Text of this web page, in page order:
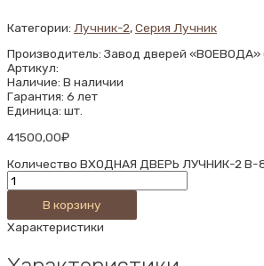
Категории: Лучник-2,Серия Лучник
Производитель: Завод дверей
Артикул:
Наличие: В наличии
Гарантия: 6 лет
Единица: шт.
41500,00₽
Количество ВХОДНАЯ ДВЕРЬ ЛУЧНИК-2
В корзину
Характеристики